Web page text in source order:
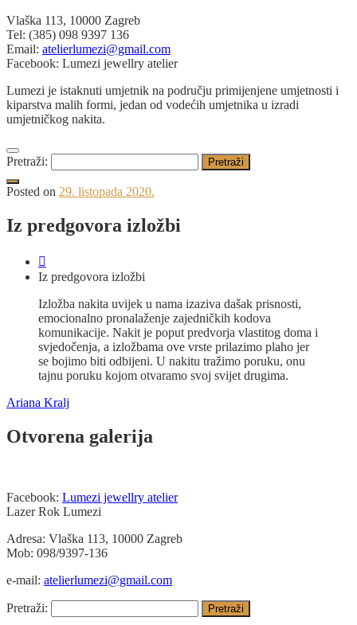
Vlaška 113, 10000 Zagreb
Tel: (385) 098 9397 136
Email: atelierlumezi@gmail.com
Facebook: Lumezi jewellry atelier
Lumezi je istaknuti umjetnik na području primijenjene umjetnosti i
kiparstva malih formi, jedan od vodećih umjetnika u izradi
umjetničkog nakita.
Pretraži:
Posted on 29. listopada 2020.
Iz predgovora izložbi
Iz predgovora izložbi
Izložba nakita uvijek u nama izaziva dašak prisnosti,
emocionalno pronalaženje zajedničkih kodova
komunikacije. Nakit je poput predvorja vlastitog doma i
svjedočenja, a izložbama ove vrste prilazimo plaho jer
se bojimo biti odbijeni. U nakitu tražimo poruku, onu
tajnu poruku kojom otvaramo svoj svijet drugima.
Ariana Kralj
Otvorena galerija
Facebook: Lumezi jewellry atelier
Lazer Rok Lumezi
Adresa: Vlaška 113, 10000 Zagreb
Mob: 098/9397-136
e-mail: atelierlumezi@gmail.com
Pretraži: